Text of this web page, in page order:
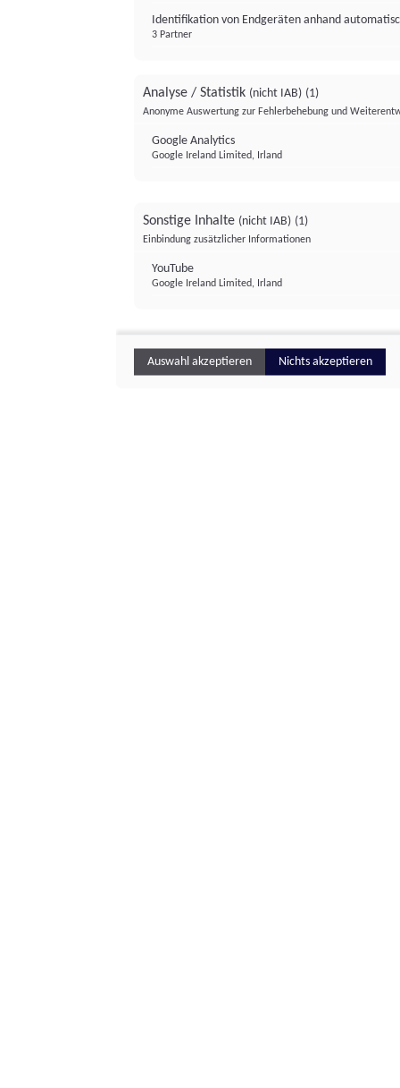
Identifikation von Endgeräten anhand
3 Partner
Analyse / Statistik (nicht IAB) (1)
Anonyme Auswertung zur Fehlerbehebung und
Google Analytics
Google Ireland Limited, Irland
Sonstige Inhalte (nicht IAB) (1)
Einbindung zusätzlicher Informationen
YouTube
Google Ireland Limited, Irland
Auswahl akzeptieren Nichts akzeptieren